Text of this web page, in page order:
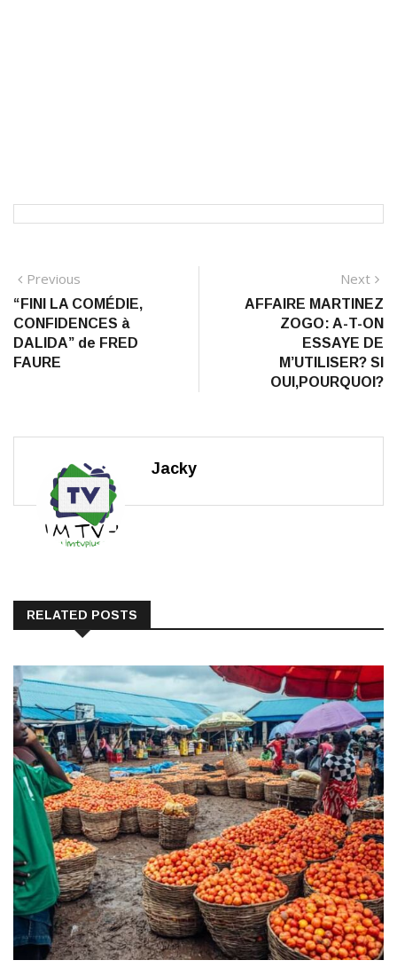
de
l’article
“FINI LA COMÉDIE,
CONFIDENCES à
DALIDA” de FRED
FAURE
AFFAIRE MARTINEZ
ZOGO: A-T-ON
ESSAYE DE
M’UTILISER? SI
OUI,POURQUOI?